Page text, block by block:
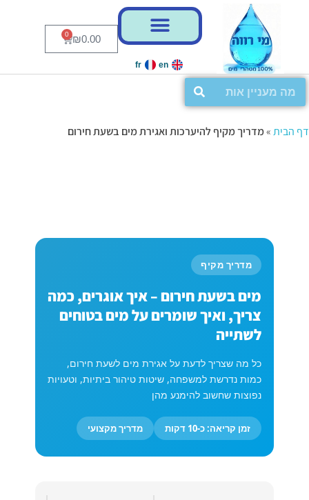
₪0.00
0
en
fr
דף הבית»מדריך מקיף להיערכות ואגירת מים בשעת חירום
מדריך מקיף
מים בשעת חירום – איך אוגרים, כמה
צריך, ואיך שומרים על מים בטוחים
לשתייה
כל מה שצריך לדעת על אגירת מים לשעת חירום,
כמות נדרשת למשפחה, שיטות טיהור ביתיות, וטעויות
נפוצות שחשוב להימנע מהן
זמן קריאה: כ-10 דקות מדריך מקצועי